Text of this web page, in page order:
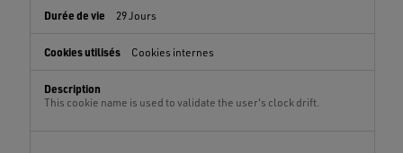
29 Jours
Cookies internes
This cookie name is used to validate the user's clock drift.